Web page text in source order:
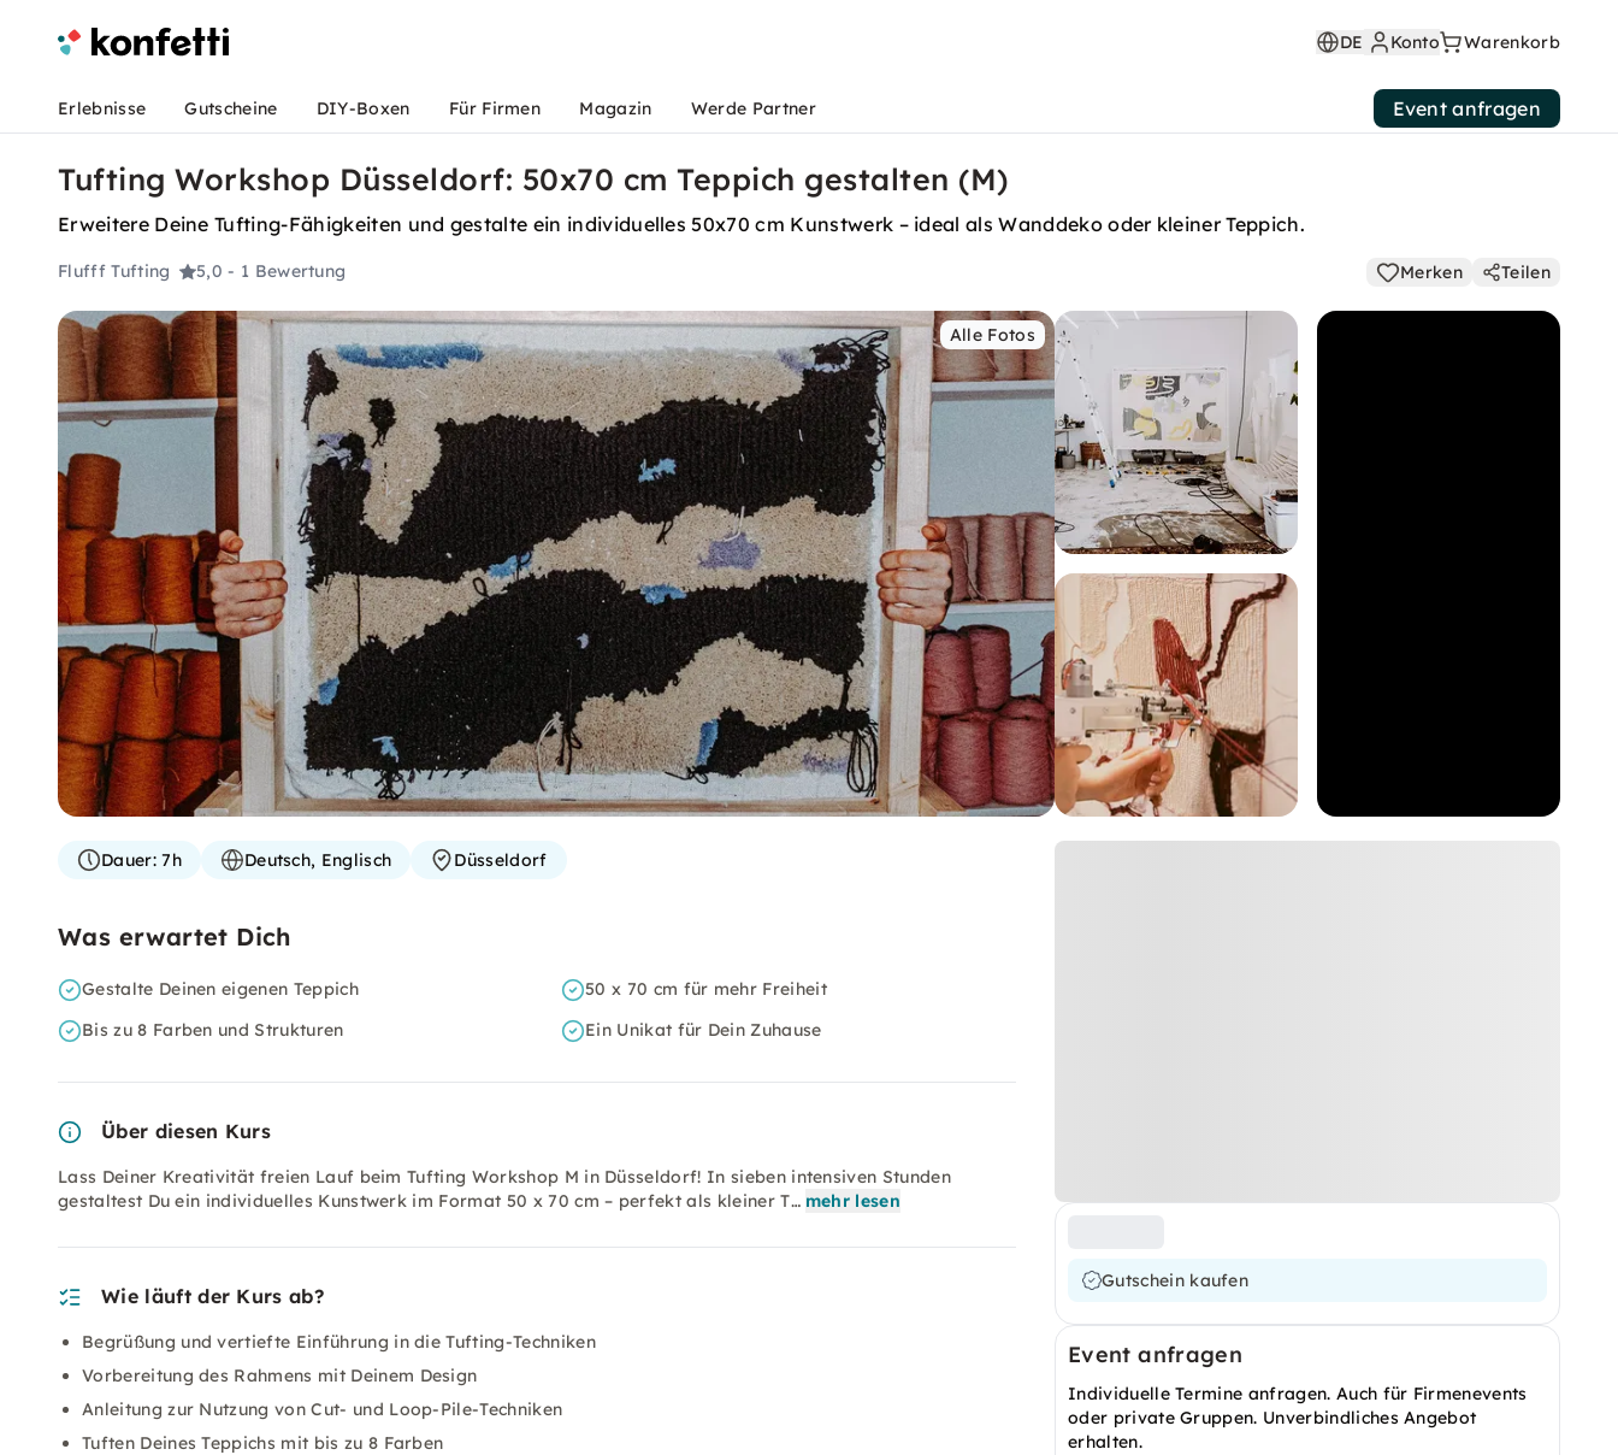
DE Konto Warenkorb
Erlebnisse Gutscheine DIY-Boxen Für Firmen Magazin Werde Partner Event anfragen
Tufting Workshop Düsseldorf: 50x70 cm Teppich gestalten (M)
Erweitere Deine Tufting-Fähigkeiten und gestalte ein individuelles 50x70 cm Kunstwerk – ideal als Wanddeko oder kleiner Teppich.
Flufff Tufting 5,0- 1 Bewertung Merken Teilen
Alle Fotos
Gutschein kaufen
Event anfragen
Individuelle Termine anfragen. Auch für Firmenevents
oder private Gruppen. Unverbindliches Angebot
erhalten.
Dauer:7h Deutsch, Englisch Düsseldorf
Was erwartet Dich
Gestalte Deinen eigenen Teppich
50 x 70 cm für mehr Freiheit
Bis zu 8 Farben und Strukturen
Ein Unikat für Dein Zuhause
Über diesen Kurs
Lass Deiner Kreativität freien Lauf beim Tufting Workshop M in Düsseldorf! In sieben intensiven Stunden
gestaltest Du ein individuelles Kunstwerk im Format 50 x 70 cm – perfekt als kleiner T… mehr lesen
Wie läuft der Kurs ab?
Begrüßung und vertiefte Einführung in die Tufting-Techniken
Vorbereitung des Rahmens mit Deinem Design
Anleitung zur Nutzung von Cut- und Loop-Pile-Techniken
Tuften Deines Teppichs mit bis zu 8 Farben